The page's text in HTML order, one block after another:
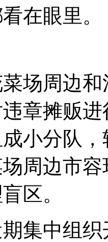
在眼里。
场周边
章摊贩
小分队
周边市
区。
集中组